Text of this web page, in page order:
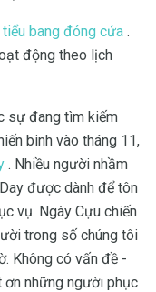
bang đóng cửa .
động theo lịch
sự đang tìm kiếm
binh vào tháng 11,
. Nhiều người nhầm
được dành để tôn
vụ. Ngày Cựu chiến
trong số chúng tôi
Không có vấn đề -
ơn những người phục